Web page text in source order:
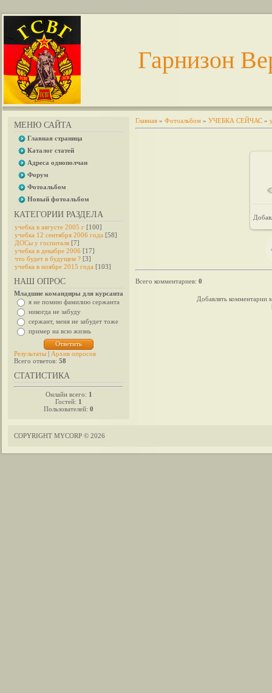
Гарнизон
МЕНЮ САЙТА
Главная страница
Каталог статей
Адреса однополчан
Форум
Фотоальбом
Новый фотоальбом
КАТЕГОРИИ РАЗДЕЛА
учебка в августе 2005 г [100]
учебка 12 сентября 2006 года [58]
ДОСы у госпиталя [7]
учебка в декабре 2006 [17]
что будет в будущем ? [3]
учебка в ноябре 2015 года [103]
НАШ ОПРОС
Младшие командиры для курсанта
я не помню фамилию сержанта
никогда не забуду
сержант, меня не забудет тоже
пример на всю жизнь
Результаты | Архив опросов
Всего ответов: 58
СТАТИСТИКА
Онлайн всего: 1
Гостей: 1
Пользователей: 0
Главная » Фотоальбом » УЧЕБКА СЕЙЧАС »
Всего комментариев: 0
Добавлять комментарии
COPYRIGHT MYCORP © 2026